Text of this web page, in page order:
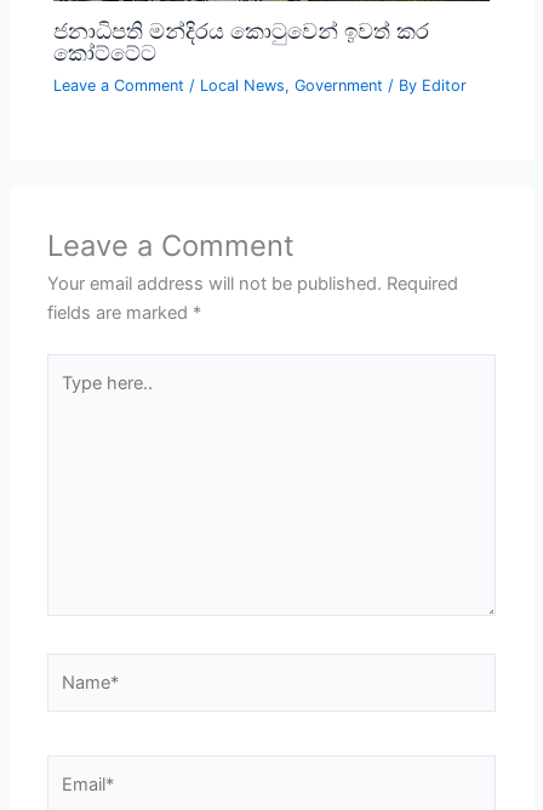
ජනාධිපති මන්දිරය කොටුවෙන් ඉවත් කර
කෝට්ටේට
Leave a Comment / Local News,Government / By Editor
Leave a Comment
Your email address will not be published. Required
fields are marked *
here..